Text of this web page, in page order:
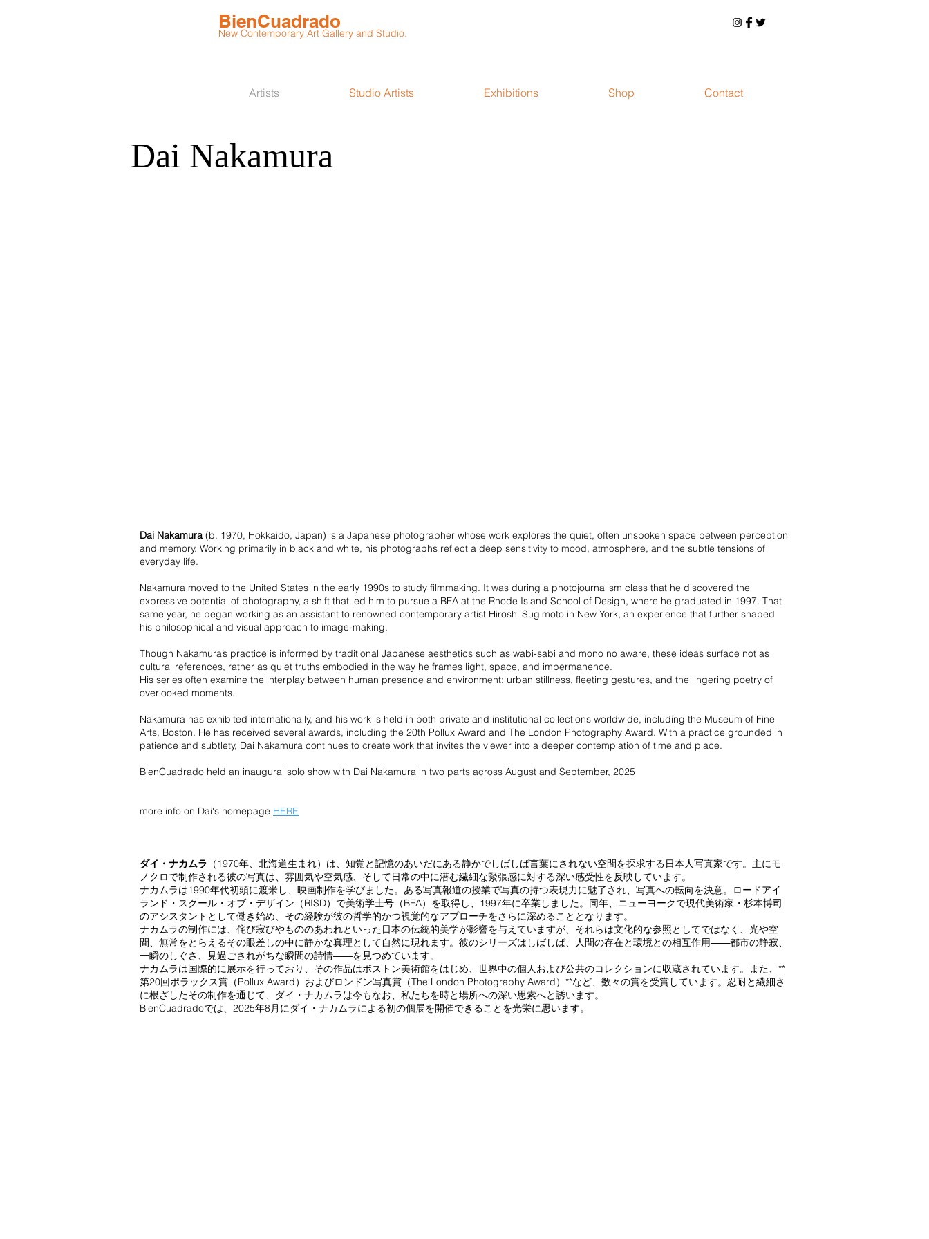
BienCuadrado
New Contemporary Art Gallery and Studio.
Artists Studio Artists Exhibitions Shop Contact
Dai Nakamura
Dai Nakamura (b. 1970, Hokkaido, Japan) is a Japanese photographer whose work explores the quiet, often unspoken space between perception
and memory. Working primarily in black and white, his photographs reflect a deep sensitivity to mood, atmosphere, and the subtle tensions of
everyday life.
Nakamura moved to the United States in the early 1990s to study filmmaking. It was during a photojournalism class that he discovered the
expressive potential of photography, a shift that led him to pursue a BFA at the Rhode Island School of Design, where he graduated in 1997. That
same year, he began working as an assistant to renowned contemporary artist Hiroshi Sugimoto in New York, an experience that further shaped
his philosophical and visual approach to image-making.
Though Nakamura’s practice is informed by traditional Japanese aesthetics such as wabi-sabi and mono no aware, these ideas surface not as
cultural references, rather as quiet truths embodied in the way he frames light, space, and impermanence.
His series often examine the interplay between human presence and environment: urban stillness, fleeting gestures, and the lingering poetry of
overlooked moments.
Nakamura has exhibited internationally, and his work is held in both private and institutional collections worldwide, including the Museum of Fine
Arts, Boston. He has received several awards, including the 20th Pollux Award and The London Photography Award. With a practice grounded in
patience and subtlety, Dai Nakamura continues to create work that invites the viewer into a deeper contemplation of time and place.
BienCuadrado held an inaugural solo show with Dai Nakamura in two parts across August and September, 2025
more info on Dai's homepage HERE
ダイ・ナカムラ （1970年、北海道生まれ）は、知覚と記憶のあいだにある静かでしばしば言葉にされない空間を探求する日本人写真家です。主にモ
ノクロで制作される彼の写真は、雰囲気や空気感、そして日常の中に潜む繊細な緊張感に対する深い感受性を反映しています。
ナカムラは1990年代初頭に渡米し、映画制作を学びました。ある写真報道の授業で写真の持つ表現力に魅了され、写真への転向を決意。ロードアイ
ランド・スクール・オブ・デザイン（RISD）で美術学士号（BFA）を取得し、1997年に卒業しました。同年、ニューヨークで現代美術家・杉本博司
のアシスタントとして働き始め、その経験が彼の哲学的かつ視覚的なアプローチをさらに深めることとなります。
ナカムラの制作には、侘び寂びやもののあわれといった日本の伝統的美学が影響を与えていますが、それらは文化的な参照としてではなく、光や空
間、無常をとらえるその眼差しの中に静かな真理として自然に現れます。彼のシリーズはしばしば、人間の存在と環境との相互作用――都市の静寂、
一瞬のしぐさ、見過ごされがちな瞬間の詩情――を見つめています。
ナカムラは国際的に展示を行っており、その作品はボストン美術館をはじめ、世界中の個人および公共のコレクションに収蔵されています。また、**
第20回ポラックス賞（Pollux Award）およびロンドン写真賞（The London Photography Award）**など、数々の賞を受賞しています。忍耐と繊細さ
に根ざしたその制作を通じて、ダイ・ナカムラは今もなお、私たちを時と場所への深い思索へと誘います。
BienCuadradoでは、2025年8月にダイ・ナカムラによる初の個展を開催できることを光栄に思います。